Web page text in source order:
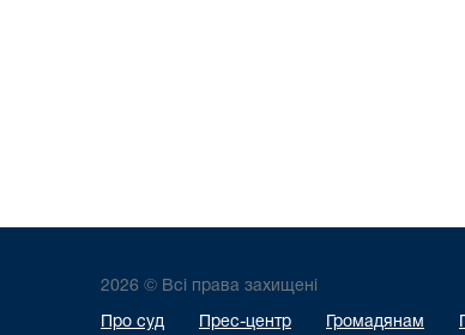
2026 © Всі права захищені
Про суд Прес-центр Громадянам